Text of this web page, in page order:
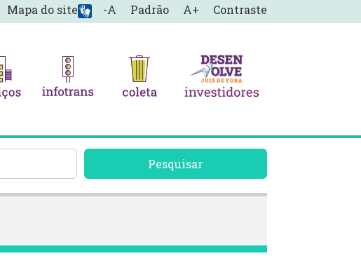
-A Padrão A+ Contraste
Mapa do site
Pesquisar